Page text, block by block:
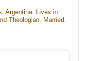
Argentina. Lives in
Theologian. Married.